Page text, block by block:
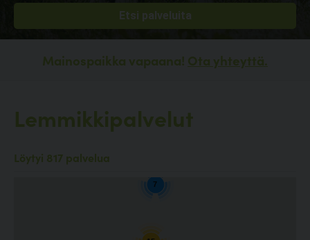
Mainospaikka vapaana! Ota yhteyttä.
Lemmikkipalvelut
Löytyi 817 palvelua
7